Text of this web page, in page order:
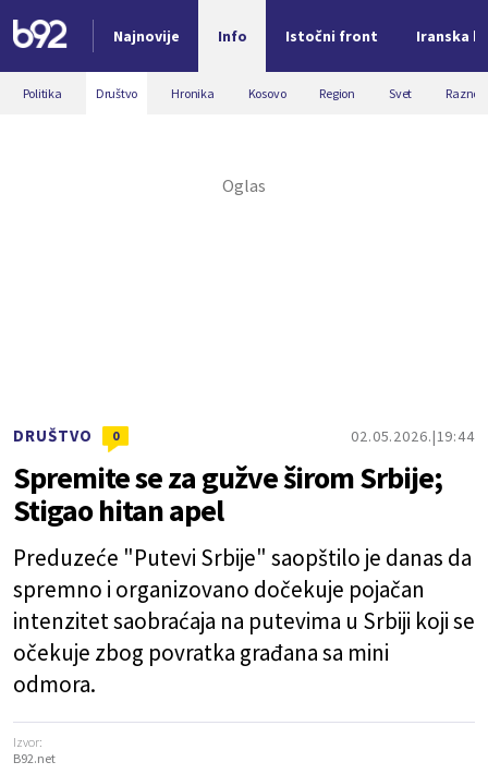
Najnovije Info Istočni front Iranska
Nova vest
Politika Društvo Hronika Kosovo Region Svet Razno
DRUŠTVO 0 02.05.2026. 19:44
Spremite se za gužve širom Srbije;
Stigao hitan apel
Preduzeće "Putevi Srbije" saopštilo je danas da
spremno i organizovano dočekuje pojačan
intenzitet saobraćaja na putevima u Srbiji koji se
očekuje zbog povratka građana sa mini
odmora.
Izvor:
B92.net